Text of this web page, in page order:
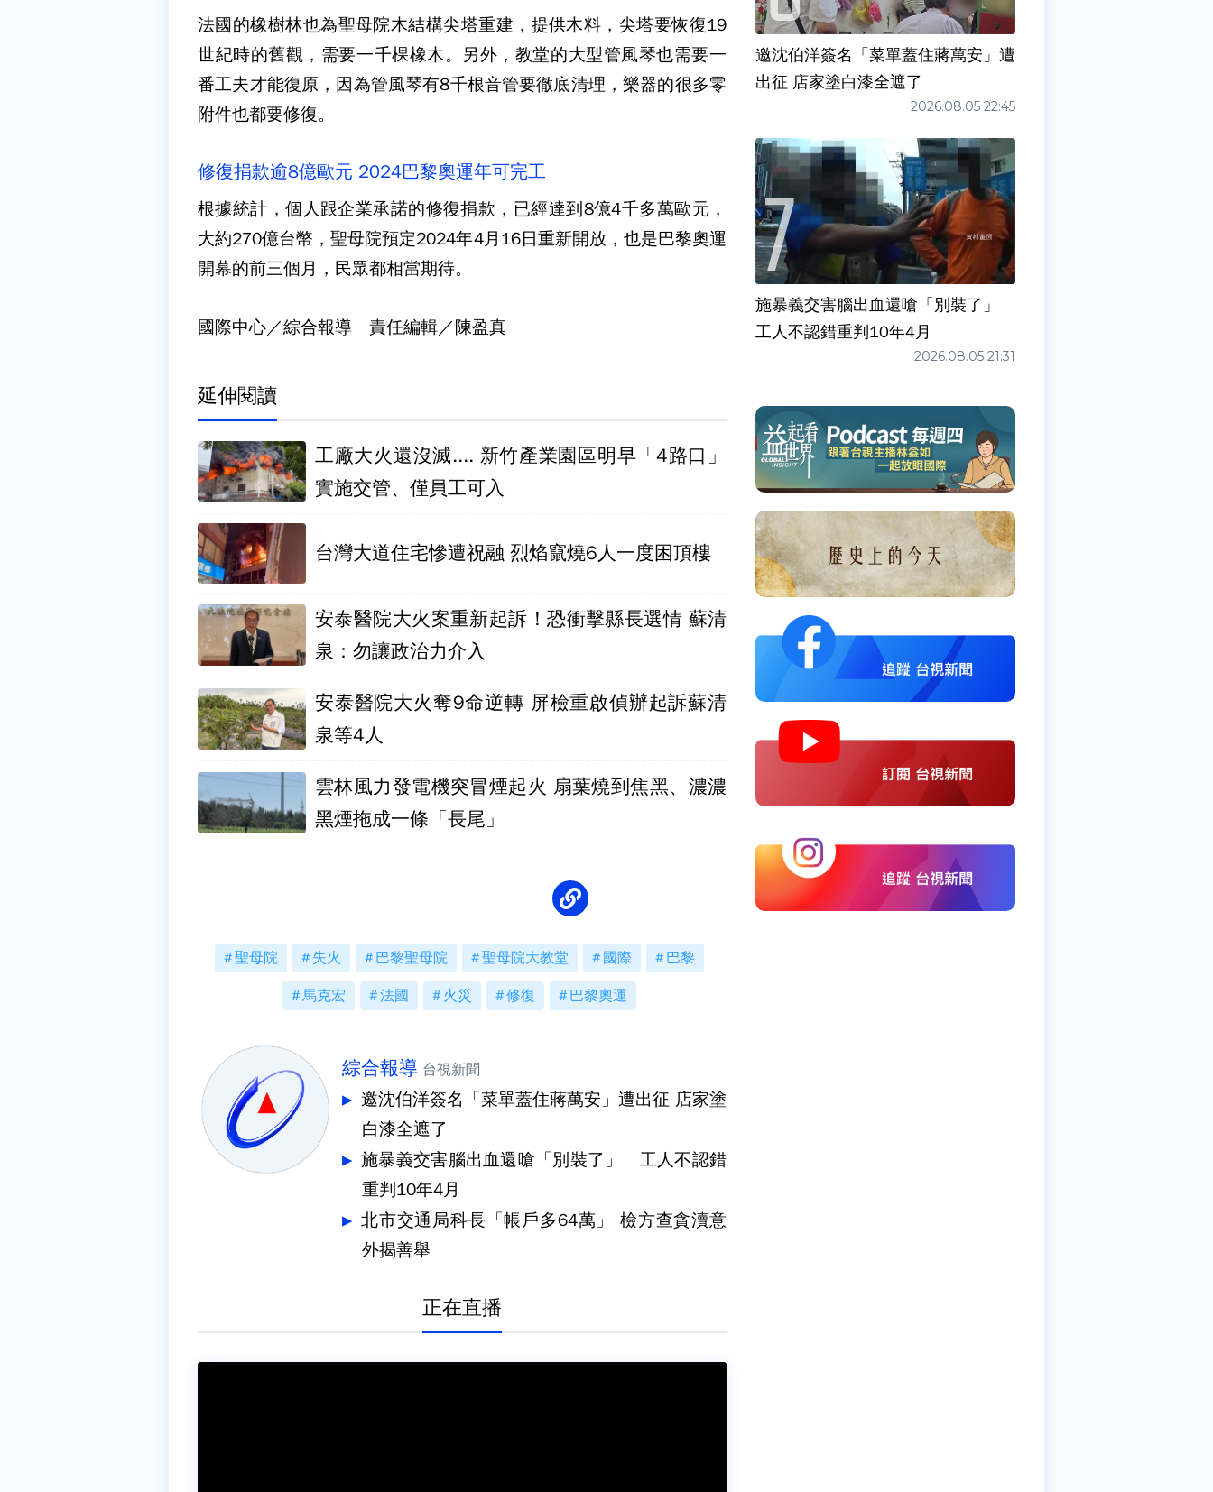
法國的橡樹林也為聖母院木結構尖塔重建，提供木料，尖塔要恢復19
世紀時的舊觀，需要一千棵橡木。另外，教堂的大型管風琴也需要一
番工夫才能復原，因為管風琴有8千根音管要徹底清理，樂器的很多零
附件也都要修復。
修復捐款逾8億歐元 2024巴黎奧運年可完工
根據統計，個人跟企業承諾的修復捐款，已經達到8億4千多萬歐元，
大約270億台幣，聖母院預定2024年4月16日重新開放，也是巴黎奧運
開幕的前三個月，民眾都相當期待。
國際中心／綜合報導 責任編輯／陳盈真
延伸閱讀
工廠大火還沒滅.... 新竹產業園區明早「4路口」
實施交管、僅員工可入
台灣大道住宅慘遭祝融 烈焰竄燒6人一度困頂樓
安泰醫院大火案重新起訴！恐衝擊縣長選情 蘇清
泉：勿讓政治力介入
安泰醫院大火奪9命逆轉 屏檢重啟偵辦起訴蘇清
泉等4人
雲林風力發電機突冒煙起火 扇葉燒到焦黑、濃濃
黑煙拖成一條「長尾」
聖母院 失火 巴黎聖母院 聖母院大教堂 國際 巴黎
馬克宏 法國 火災 修復 巴黎奧運
綜合報導 台視新聞
邀沈伯洋簽名「菜單蓋住蔣萬安」遭出征 店家塗
白漆全遮了
施暴義交害腦出血還嗆「別裝了」 工人不認錯
重判10年4月
北市交通局科長「帳戶多64萬」 檢方查貪瀆意
外揭善舉
正在直播
邀沈伯洋簽名「菜單蓋住蔣萬安」遭
出征 店家塗白漆全遮了
2026.08.05 22:45
施暴義交害腦出血還嗆「別裝了」
工人不認錯重判10年4月
2026.08.05 21:31